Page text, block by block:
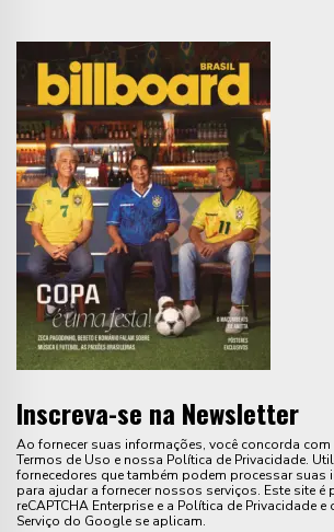
Inscreva-se na Newsletter
Ao fornecer suas informações, você concorda
Termos de Uso e nossa Política de Privacidade.
fornecedores que também podem processar suas
para ajudar a fornecer nossos serviços. Este site
reCAPTCHA Enterprise e a Política de Privacidade e
Serviço do Google se aplicam.